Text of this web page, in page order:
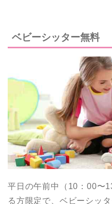
ベビーシッター無料
平日の午前中（10：00〜
る方限定で、ベビーシッ